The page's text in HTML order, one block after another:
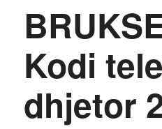
Kodi
dhjetor